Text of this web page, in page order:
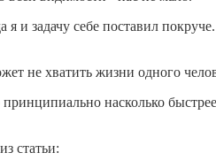
и задачу себе поставил
не хватить жизни одного
насколько
статьи: